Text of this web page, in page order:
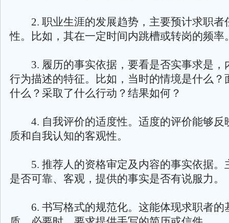
2. 职业生涯的发展趋势，主要预计求职者
性。比如，其在一定时间内跳槽或转岗的频率
3. 履历的事实依据，要看是否实事求是，
行为描述的特征。比如，当时的情境是什么？
什么？采取了什么行动？结果如何？
4. 自我评价的适度性。适度的评价能够反
质和自我认知的客观性。
5. 推荐人的资格审定及内容的事实依据。
是否可靠、客观，提供的事实是否有说服力。
6. 书写格式的规范化。这能体现求职者的